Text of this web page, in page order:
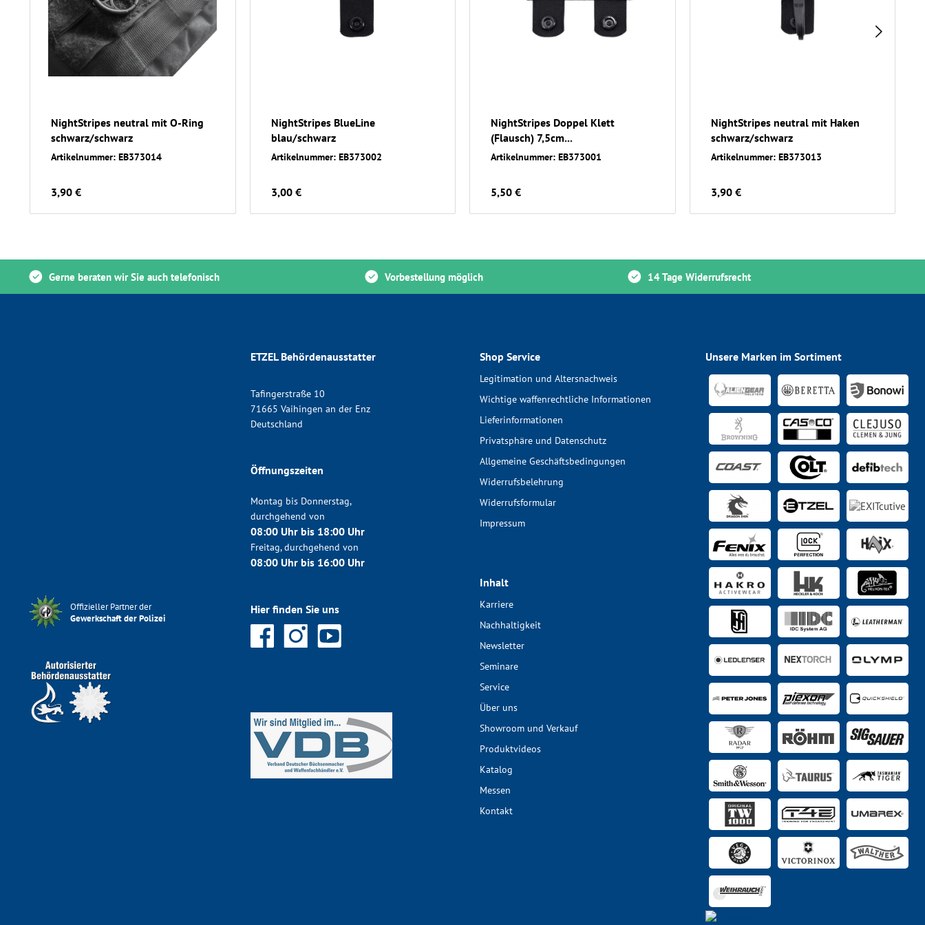
NightStripes neutral mit O-Ring
schwarz/schwarz
Artikelnummer: EB373014
3,90 €
NightStripes BlueLine
blau/schwarz
Artikelnummer: EB373002
3,00 €
NightStripes Doppel Klett
(Flausch) 7,5cm...
Artikelnummer: EB373001
5,50 €
NightStripes neutral mit Haken
schwarz/schwarz
Artikelnummer: EB373013
3,90 €
Gerne beraten wir Sie auch telefonisch Vorbestellung möglich 14 Tage Widerrufsrecht
Offizieller Partner der
Gewerkschaft der Polizei
ETZEL Behördenausstatter
Tafingerstraße 10
71665 Vaihingen an der Enz
Deutschland
Öffnungszeiten
Montag bis Donnerstag,
durchgehend von
08:00 Uhr bis 18:00 Uhr
Freitag, durchgehend von
08:00 Uhr bis 16:00 Uhr
Hier finden Sie uns
Shop Service
Legitimation und Altersnachweis
Wichtige waffenrechtliche Informationen
Lieferinformationen
Privatsphäre und Datenschutz
Allgemeine Geschäftsbedingungen
Widerrufsbelehrung
Widerrufsformular
Impressum
Inhalt
Karriere
Nachhaltigkeit
Newsletter
Seminare
Service
Über uns
Showroom und Verkauf
Produktvideos
Katalog
Messen
Kontakt
Unsere Marken im Sortiment